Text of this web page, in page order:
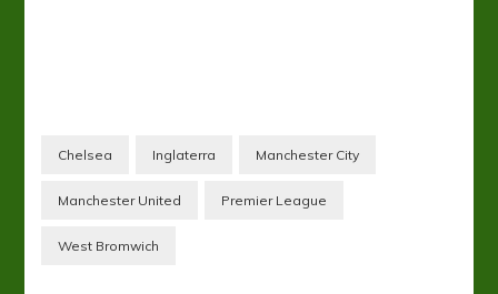
Chelsea Inglaterra Manchester City
Manchester United Premier League
West Bromwich